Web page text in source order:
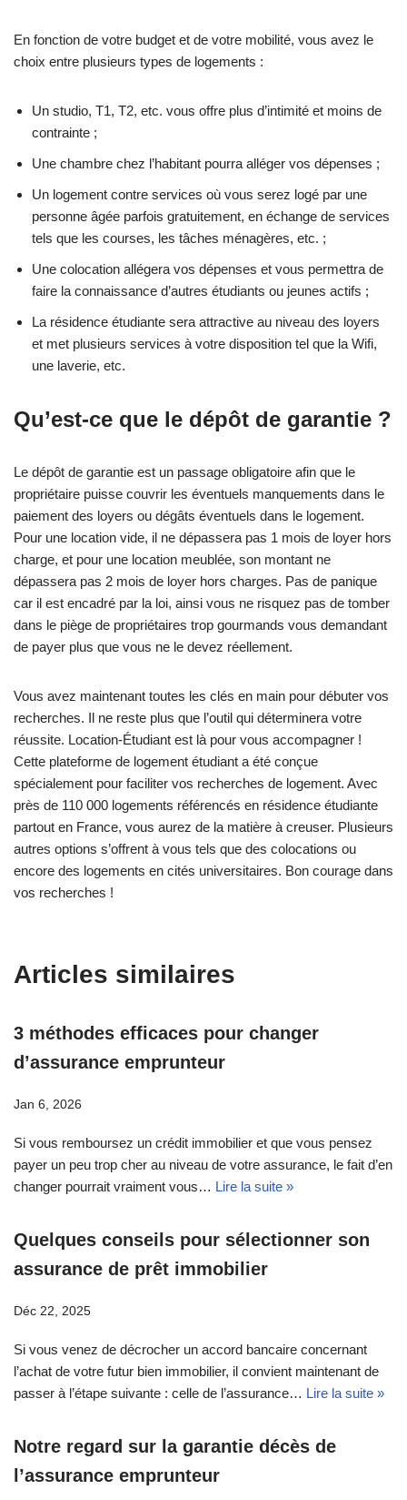
En fonction de votre budget et de votre mobilité, vous avez le
choix entre plusieurs types de logements :
Un studio, T1, T2, etc. vous offre plus d’intimité et moins de
contrainte ;
Une chambre chez l’habitant pourra alléger vos dépenses ;
Un logement contre services où vous serez logé par une
personne âgée parfois gratuitement, en échange de services
tels que les courses, les tâches ménagères, etc. ;
Une colocation allégera vos dépenses et vous permettra de
faire la connaissance d’autres étudiants ou jeunes actifs ;
La résidence étudiante sera attractive au niveau des loyers
et met plusieurs services à votre disposition tel que la Wifi,
une laverie, etc.
Qu’est-ce que le dépôt de garantie ?
Le dépôt de garantie est un passage obligatoire afin que le
propriétaire puisse couvrir les éventuels manquements dans le
paiement des loyers ou dégâts éventuels dans le logement.
Pour une location vide, il ne dépassera pas 1 mois de loyer hors
charge, et pour une location meublée, son montant ne
dépassera pas 2 mois de loyer hors charges. Pas de panique
car il est encadré par la loi, ainsi vous ne risquez pas de tomber
dans le piège de propriétaires trop gourmands vous demandant
de payer plus que vous ne le devez réellement.
Vous avez maintenant toutes les clés en main pour débuter vos
recherches. Il ne reste plus que l’outil qui déterminera votre
réussite. Location-Étudiant est là pour vous accompagner !
Cette plateforme de logement étudiant a été conçue
spécialement pour faciliter vos recherches de logement. Avec
près de 110 000 logements référencés en résidence étudiante
partout en France, vous aurez de la matière à creuser. Plusieurs
autres options s’offrent à vous tels que des colocations ou
encore des logements en cités universitaires. Bon courage dans
vos recherches !
Articles similaires
3 méthodes efficaces pour changer
d’assurance emprunteur
Jan 6, 2026
Si vous remboursez un crédit immobilier et que vous pensez
payer un peu trop cher au niveau de votre assurance, le fait d’en
changer pourrait vraiment vous… Lire la suite »
Quelques conseils pour sélectionner son
assurance de prêt immobilier
Déc 22, 2025
Si vous venez de décrocher un accord bancaire concernant
l’achat de votre futur bien immobilier, il convient maintenant de
passer à l’étape suivante : celle de l’assurance… Lire la suite »
Notre regard sur la garantie décès de
l’assurance emprunteur